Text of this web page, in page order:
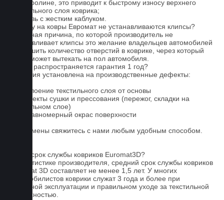
на ковролине, это приводит к быстрому износу верхнего
текстильного слоя коврика;
4. Обувь с жестким каблуком.
Почему на ковры Евромат не устанавливаются клипсы?
Основная причина, по которой производитель не
устанавливает клипсы это желание владельцев автомобилей
уменьшить количество отверстий в коврике, через который
влага может вытекать на пол автомобиля.
На что распространяется гарантия 1 год?
Гарантия установлена на производственные дефекты:
1. Отслоение текстильного слоя от основы
2. Дефекты сушки и прессования (пережог, складки на
текстильном слое)
3. Неравномерный окрас поверхности
Для замены свяжитесь с нами любым удобным способом.
Какой срок службы ковриков Euromat3D?
По статистике производителя, средний срок службы ковриков
Euromat 3D составляет не менее 1,5 лет. У многих
автомобилистов коврики служат 3 года и более при
бережной эксплуатации и правильном уходе за текстильной
поверхностью.